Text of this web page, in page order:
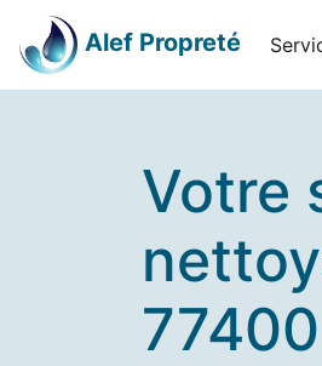
Alef Propreté
Votre
77400